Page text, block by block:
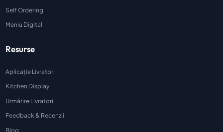
Self Ordering
Meniu Digital
Resurse
Aplicație Livratori
Kitchen Display
Urmărire Livratori
Feedback & Recenzii
Blog